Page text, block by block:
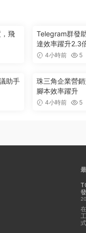
飛
Telegram群發
達效率躍升2.3
4小時前 5
助手
珠三角企業營
腳本效率躍升
4小時前 5